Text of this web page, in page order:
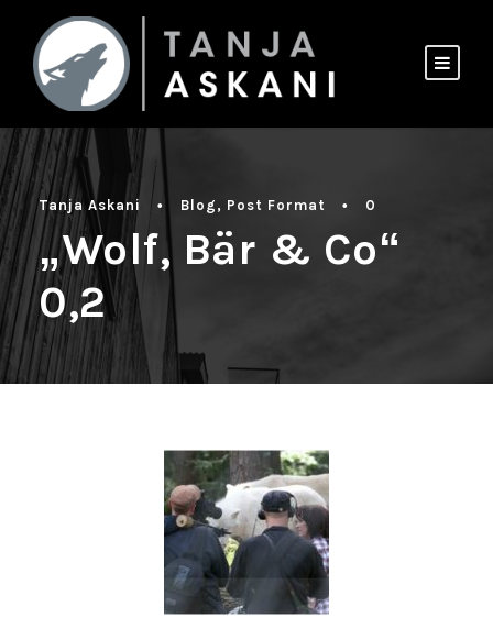
Tanja Askani • Blog , Post Format • 0
„Wolf, Bär & Co“
0,2